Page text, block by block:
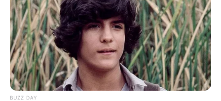
-ad52
⚖️Debate Constitucional
BUZZ DAY